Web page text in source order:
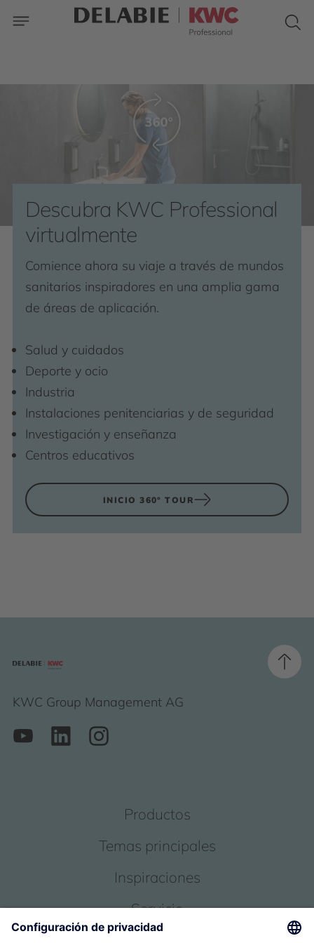
Descubra KWC Professional
virtualmente
Comience ahora su viaje a través de mundos
sanitarios inspiradores en una amplia gama
de áreas de aplicación.
Salud y cuidados
Deporte y ocio
Industria
Instalaciones penitenciarias y de seguridad
Investigación y enseñanza
Centros educativos
INICIO 360° TOUR
KWC Group Management AG
Productos
Temas principales
Inspiraciones
Servicio